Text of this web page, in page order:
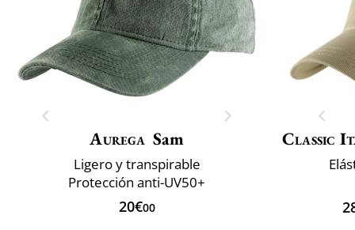
Aurega Sam
Ligero y transpirable
Protección anti-UV50+
20€00
Classic